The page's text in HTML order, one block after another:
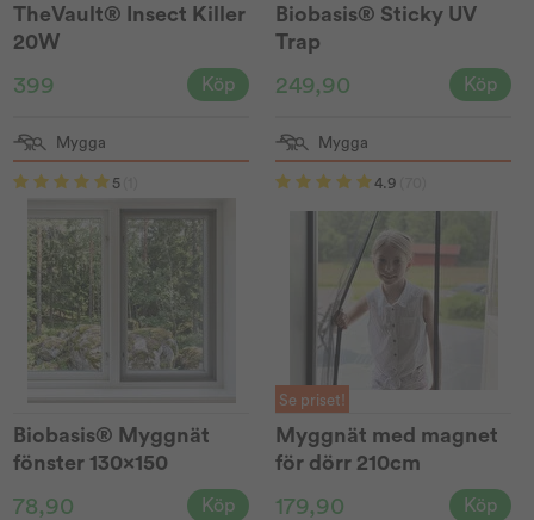
TheVault® Insect Killer
20W
399 Köp
Biobasis® Sticky UV
Trap
249,90 Köp
Mygga
5
Biobasis® Myggnät
fönster 130x150
78,90 Köp
Mygga
4.9
Se priset!
Myggnät med magnet
för dörr 210cm
179,90 Köp